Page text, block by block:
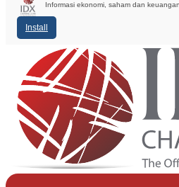
Informasi ekonomi, saham dan
Install